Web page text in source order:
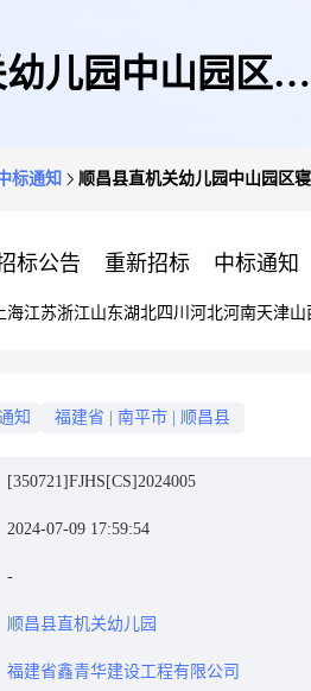
儿园中山园区寝
标通知 顺昌县直机关幼儿园中山园区
标公告 重新招标 中标通知
上海江苏浙江山东湖北四川 河北河南天津山
知 福建省 南平市 顺昌县
[350721]FJHS[CS]2024005
2024-07-09 17:59:54
顺昌县直机关幼儿园
福建省鑫青华建设工程有限公司